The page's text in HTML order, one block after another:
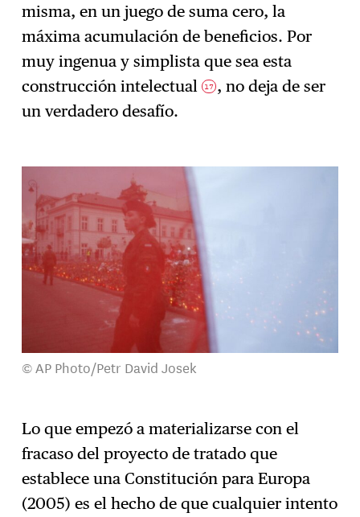
misma, en un juego de suma cero, la
máxima acumulación de beneficios. Por
muy ingenua y simplista que sea esta
construcción intelectual17 , no deja de ser
un verdadero desafío.
© AP Photo/Petr David Josek
Lo que empezó a materializarse con el
fracaso del proyecto de tratado que
establece una Constitución para Europa
(2005) es el hecho de que cualquier intento